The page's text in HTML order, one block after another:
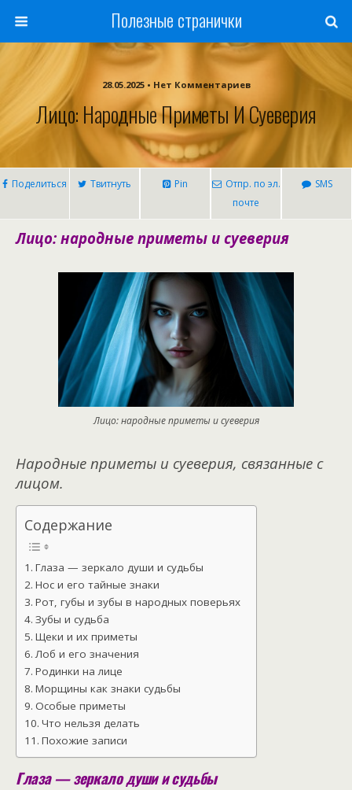
Полезные странички
28.05.2025 • Нет Комментариев
Лицо: Народные Приметы И Суеверия
Поделиться Твитнуть Pin
Отпр. по эл.
почте
SMS
Лицо: народные приметы и суеверия
Лицо: народные приметы и суеверия
Народные приметы и суеверия, связанные с
лицом.
Содержание
Глаза — зеркало души и судьбы
Нос и его тайные знаки
Рот, губы и зубы в народных поверьях
Зубы и судьба
Щеки и их приметы
Лоб и его значения
Родинки на лице
Морщины как знаки судьбы
Особые приметы
Что нельзя делать
Похожие записи
Глаза — зеркало души и судьбы